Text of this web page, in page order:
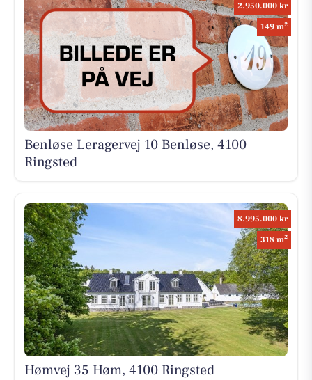
2.950.000 kr
149 m2
Benløse Leragervej 10 Benløse, 4100
Ringsted
8.995.000 kr
318 m2
Hømvej 35 Høm, 4100 Ringsted